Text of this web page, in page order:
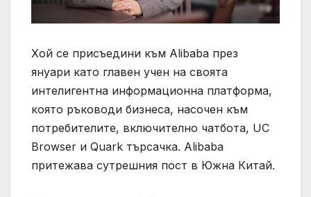
Хой се присъедини към Alibaba през
януари като главен учен на своята
интелигентна информационна платформа,
която ръководи бизнеса, насочен към
потребителите, включително чатбота, UC
Browser и Quark търсачка. Alibaba
притежава сутрешния пост в Южна Китай.